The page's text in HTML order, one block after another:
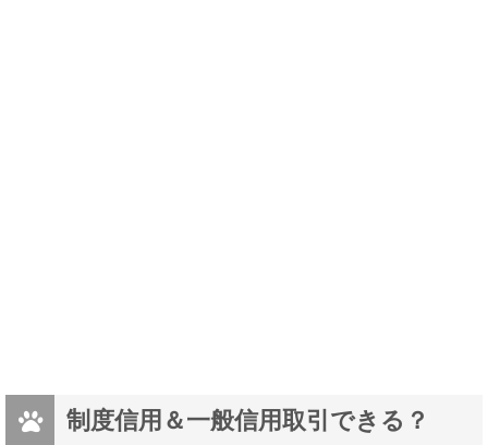
制度信用＆一般信用取引できる？